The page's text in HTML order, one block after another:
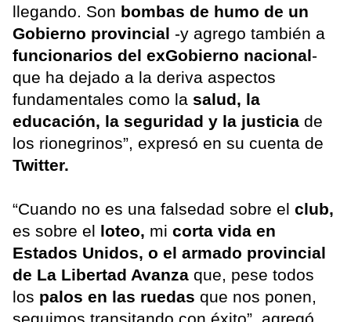
llegando. Son bombas de humo de un
Gobierno provincial -y agrego también a
funcionarios del exGobierno nacional-
que ha dejado a la deriva aspectos
fundamentales como la salud, la
educación, la seguridad y la justicia de
los rionegrinos”, expresó en su cuenta de
Twitter.
“Cuando no es una falsedad sobre el club,
es sobre el loteo, mi corta vida en
Estados Unidos, o el armado provincial
de La Libertad Avanza que, pese todos
los palos en las ruedas que nos ponen,